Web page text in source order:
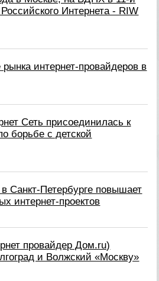
Интернета - RIW
интернет-провайдеров в
Сеть присоединилась к
борьбе с детской
Санкт-Петербурге повышает
интернет-проектов
провайдер Дом.ru)
и Волжский «Москву»